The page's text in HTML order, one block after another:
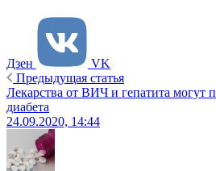
Дзен
VK
Предыдущая статья
Лекарства от ВИЧ и гепатита могут
диабета
24.09.2020, 14:44